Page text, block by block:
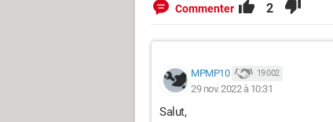
Commenter 2
MPMP10 19 002
29 nov. 2022 à 10:31
Salut,